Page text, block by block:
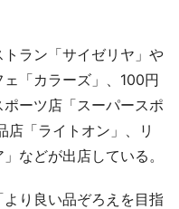
ラン「サイゼリヤ」や
ェ「カラーズ」、100円
ーツ店「スーパースポ
店「ライトオン」、リ
などが出店している。
り良い品ぞろえを目指